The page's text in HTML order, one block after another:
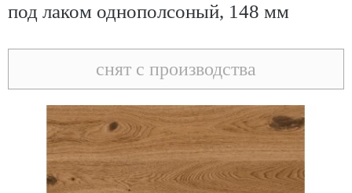
под лаком однополсоный, 148 мм
снят с производства